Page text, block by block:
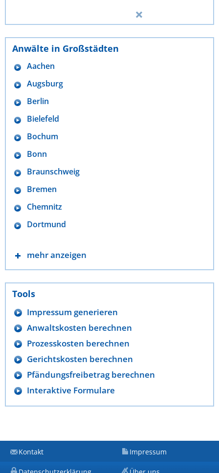
Anwälte in Großstädten
Aachen
Augsburg
Berlin
Bielefeld
Bochum
Bonn
Braunschweig
Bremen
Chemnitz
Dortmund
mehr anzeigen
Tools
Impressum generieren
Anwaltskosten berechnen
Prozesskosten berechnen
Gerichtskosten berechnen
Pfändungsfreibetrag berechnen
Interaktive Formulare
Kontakt Impressum